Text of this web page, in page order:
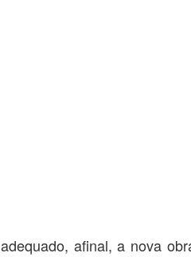
afinal, a nova